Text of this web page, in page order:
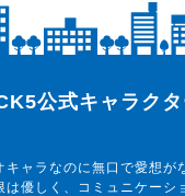
君
公式キャラク
キャラなのに無口で愛想が
は優しく、コミュニケーシ